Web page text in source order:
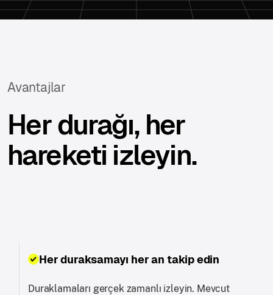
Avantajlar
Her durağı, her
hareketi izleyin.
Her duraksamayı her an takip edin
Duraklamaları gerçek zamanlı izleyin. Mevcut